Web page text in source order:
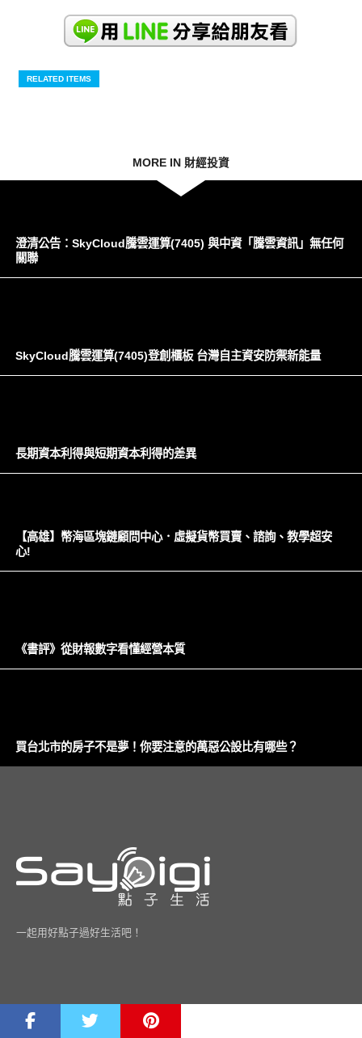
RELATED ITEMS
MORE IN 財經投資
澄清公告：SkyCloud騰雲運算(7405) 與中資「騰雲資訊」無任何
關聯
SkyCloud騰雲運算(7405)登創櫃板 台灣自主資安防禦新能量
長期資本利得與短期資本利得的差異
【高雄】幣海區塊鏈顧問中心．虛擬貨幣買賣、諮詢、教學超安
心!
《書評》從財報數字看懂經營本質
買台北市的房子不是夢！你要注意的萬惡公設比有哪些？
一起用好點子過好生活吧！